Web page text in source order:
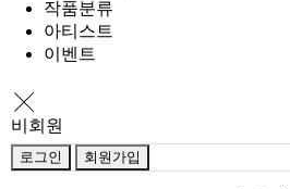
작품분류
아티스트
이벤트
비회원
로그인 회원가입